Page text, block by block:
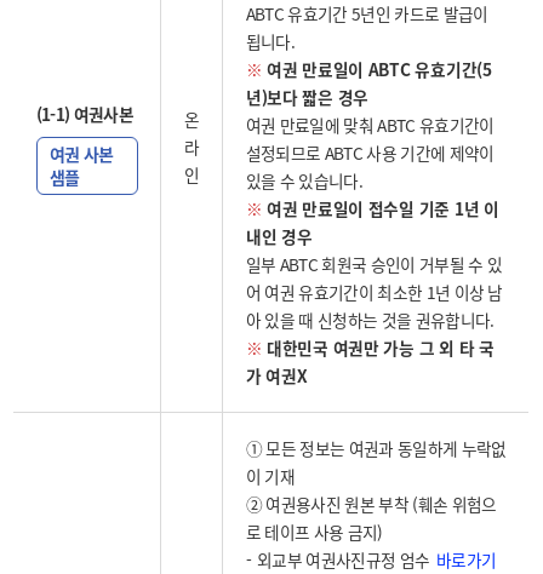
(1-1) 여권사본
여권 사본
샘플
온
라
인
ABTC 유효기간 5년인 카드로 발급이
됩니다.
※ 여권 만료일이 ABTC 유효기간(5
년)보다 짧은 경우
여권 만료일에 맞춰 ABTC 유효기간이
설정되므로 ABTC 사용 기간에 제약이
있을 수 있습니다.
※ 여권 만료일이 접수일 기준 1년 이
내인 경우
일부 ABTC 회원국 승인이 거부될 수 있
어 여권 유효기간이 최소한 1년 이상 남
아 있을 때 신청하는 것을 권유합니다.
※ 대한민국 여권만 가능 그 외 타 국
가 여권X
① 모든 정보는 여권과 동일하게 누락없
이 기재
② 여권용사진 원본 부착 (훼손 위험으
로 테이프 사용 금지)
외교부 여권사진규정 엄수 바로가기